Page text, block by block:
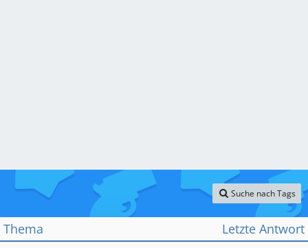
Suche nach Tags
Thema Letzte Antwort